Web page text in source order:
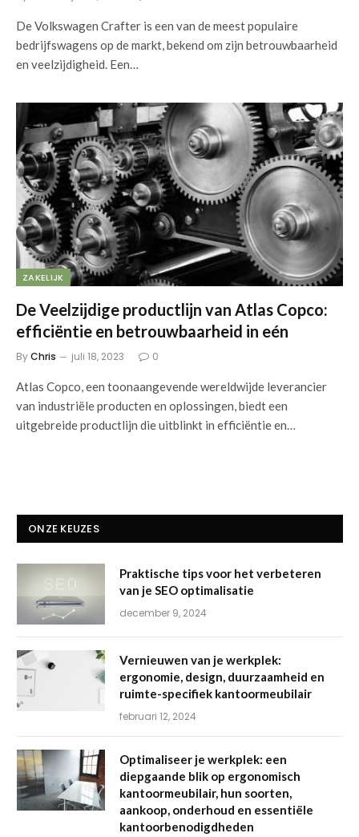
De Volkswagen Crafter is een van de meest populaire
bedrijfswagens op de markt, bekend om zijn betrouwbaarheid
en veelzijdigheid. Een…
ZAKELIJK
De Veelzijdige productlijn van Atlas Copco:
efficiëntie en betrouwbaarheid in eén
ByChris juli 18, 2023 0
Atlas Copco, een toonaangevende wereldwijde leverancier
van industriële producten en oplossingen, biedt een
uitgebreide productlijn die uitblinkt in efficiëntie en…
ONZE KEUZES
Praktische tips voor het verbeteren
van je SEO optimalisatie
december 9, 2024
Vernieuwen van je werkplek:
ergonomie, design, duurzaamheid en
ruimte-specifiek kantoormeubilair
februari 12, 2024
Optimaliseer je werkplek: een
diepgaande blik op ergonomisch
kantoormeubilair, hun soorten,
aankoop, onderhoud en essentiële
kantoorbenodigdheden